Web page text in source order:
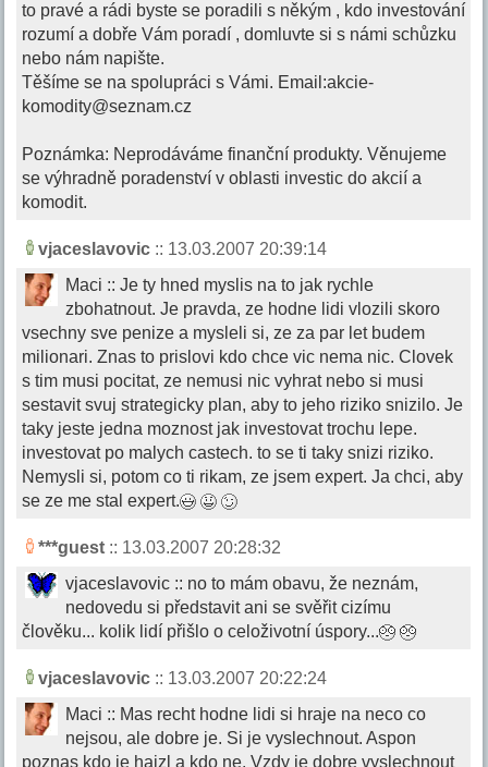
to pravé a rádi byste se poradili s někým , kdo investování
rozumí a dobře Vám poradí , domluvte si s námi schůzku
nebo nám napište.
Těšíme se na spolupráci s Vámi. Email:akcie-
komodity@seznam.cz
Poznámka: Neprodáváme finanční produkty. Věnujeme
se výhradně poradenství v oblasti investic do akcií a
komodit.
vjaceslavovic :: 13.03.2007 20:39:14
Maci :: Je ty hned myslis na to jak rychle
zbohatnout. Je pravda, ze hodne lidi vlozili skoro
vsechny sve penize a mysleli si, ze za par let budem
milionari. Znas to prislovi kdo chce vic nema nic. Clovek
s tim musi pocitat, ze nemusi nic vyhrat nebo si musi
sestavit svuj strategicky plan, aby to jeho riziko snizilo. Je
taky jeste jedna moznost jak investovat trochu lepe.
investovat po malych castech. to se ti taky snizi riziko.
Nemysli si, potom co ti rikam, ze jsem expert. Ja chci, aby
se ze me stal expert.
***guest :: 13.03.2007 20:28:32
vjaceslavovic :: no to mám obavu, že neznám,
nedovedu si představit ani se svěřit cizímu
člověku... kolik lidí přišlo o celoživotní úspory...
vjaceslavovic :: 13.03.2007 20:22:24
Maci :: Mas recht hodne lidi si hraje na neco co
nejsou, ale dobre je. Si je vyslechnout. Aspon
poznas kdo je hajzl a kdo ne. Vzdy je dobre vyslechnout